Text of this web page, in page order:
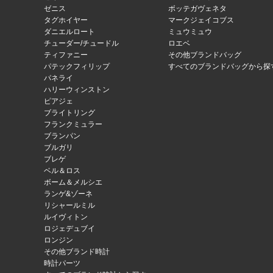
ゼニス
タグホイヤー
ダニエルロート
チューダー/チュードル
ティファニー
パテックフィリップ
パネライ
ハリーウィンストン
ピアジェ
ブライトリング
フランクミュラー
ブランパン
ブルガリ
ブレゲ
ベル＆ロス
ボーム＆メルシエ
ランゲ&ゾーネ
リシャールミル
ルイヴィトン
ロジェデュブイ
ロンジン
その他ブランド時計
時計パーツ
ボッテガヴェネタ
マークジェイコブス
ミュウミュウ
ロエベ
その他ブランドバッグ
すべてのブランドバッグから探